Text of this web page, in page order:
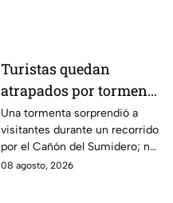
Turistas quedan
atrapados por tormenta
en el Cañón del
Sumidero
Una tormenta sorprendió a
visitantes durante un recorrido
por el Cañón del Sumidero; no
se reportaron personas heridas
08 agosto, 2026